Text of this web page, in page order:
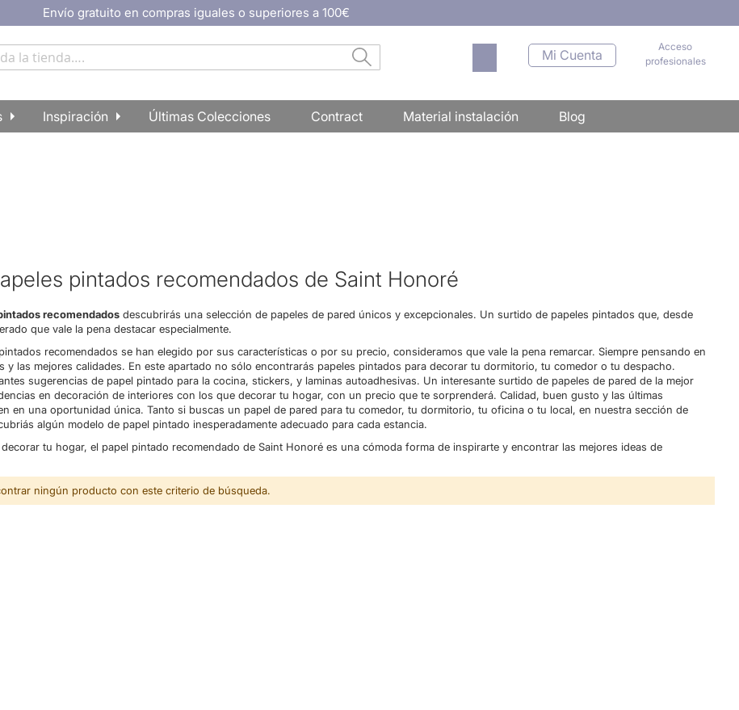
Envío gratuito en compras iguales o superiores a 100€
Acceso
profesionales
Mi Cuenta
Mi carrito
Inspiración Últimas Colecciones Contract Material instalación Blog
pintados recomendados de Saint Honoré
recomendados descubrirás una selección de papeles de pared únicos y excepcionales. Un surtido de papeles pintados que, desde
que vale la pena destacar especialmente.
recomendados se han elegido por sus características o por su precio, consideramos que vale la pena remarcar. Siempre pensando en
y las mejores calidades. En este apartado no sólo encontrarás papeles pintados para decorar tu dormitorio, tu comedor o tu despacho.
sugerencias de papel pintado para la cocina, stickers, y laminas autoadhesivas. Un interesante surtido de papeles de pared de la mejor
en decoración de interiores con los que decorar tu hogar, con un precio que te sorprenderá. Calidad, buen gusto y las últimas
en una oportunidad única. Tanto si buscas un papel de pared para tu comedor, tu dormitorio, tu oficina o tu local, en nuestra sección de
algún modelo de papel pintado inesperadamente adecuado para cada estancia.
tu hogar, el papel pintado recomendado de Saint Honoré es una cómoda forma de inspirarte y encontrar las mejores ideas de
ningún producto con este criterio de búsqueda.